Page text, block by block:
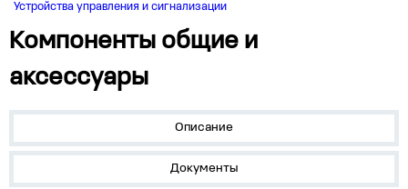
Устройства управления и сигнализации
Компоненты общие и
аксессуары
Описание
Документы